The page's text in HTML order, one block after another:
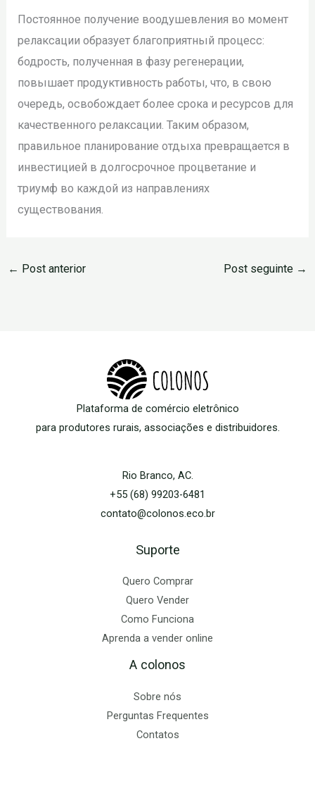
Постоянное получение воодушевления во момент
релаксации образует благоприятный процесс:
бодрость, полученная в фазу регенерации,
повышает продуктивность работы, что, в свою
очередь, освобождает более срока и ресурсов для
качественного релаксации. Таким образом,
правильное планирование отдыха превращается в
инвестицией в долгосрочное процветание и
триумф во каждой из направлениях
существования.
← Post anterior Post seguinte →
Plataforma de comércio eletrônico
para produtores rurais, associações e distribuidores.
Rio Branco, AC.
+55 (68) 99203-6481
contato@colonos.eco.br
Suporte
Quero Comprar
Quero Vender
Como Funciona
Aprenda a vender online
A colonos
Sobre nós
Perguntas Frequentes
Contatos